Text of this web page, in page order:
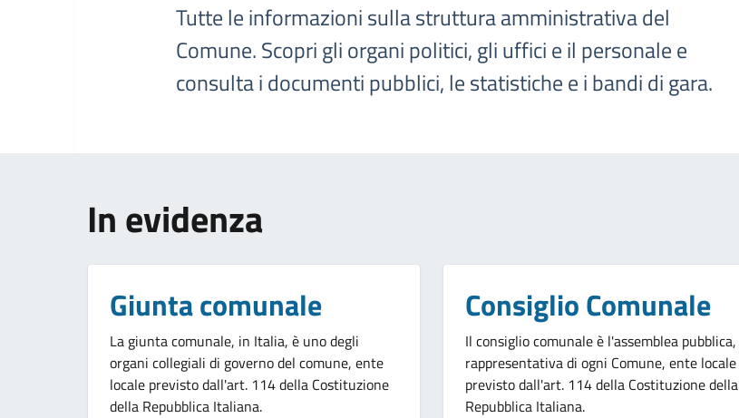
Tutte le informazioni sulla struttura amministrativa del
Comune. Scopri gli organi politici, gli uffici e il personale e
consulta i documenti pubblici, le statistiche e i bandi di gara.
In evidenza
Giunta comunale
La giunta comunale, in Italia, è uno degli
organi collegiali di governo del comune, ente
locale previsto dall'art. 114 della Costituzione
della Repubblica Italiana.
Consiglio Comunale
Il consiglio comunale è l'assemblea pubblica,
rappresentativa di ogni Comune, ente locale
previsto dall'art. 114 della Costituzione della
Repubblica Italiana.